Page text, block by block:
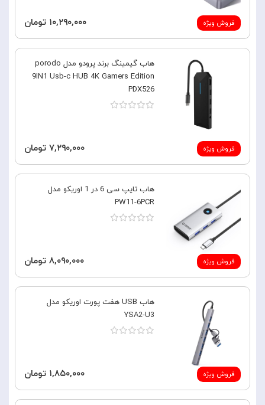
فروش ویژه ۱۰,۲۹۰,۰۰۰ تومان
فروش ویژه
هاب گیمینگ برند پرودو مدل porodo
9IN1 Usb-c HUB 4K Gamers Edition
PDX526
۷,۲۹۰,۰۰۰ تومان
فروش ویژه
هاب تایپ سی 6 در 1 اوریکو مدل
PW11-6PCR
۸,۰۹۰,۰۰۰ تومان
فروش ویژه
هاب USB هفت پورت اوریکو مدل
YSA2-U3
۱,۸۵۰,۰۰۰ تومان